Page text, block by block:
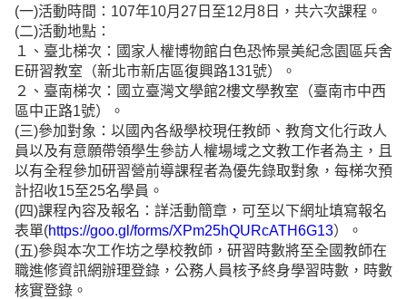
(一)活動時間：107年10月27日至12月8日，共六次課程。
(二)活動地點：
１、臺北梯次：國家人權博物館白色恐怖景美紀念園區兵舍
E研習教室（新北市新店區復興路131號）。
２、臺南梯次：國立臺灣文學館2樓文學教室（臺南市中西
區中正路1號）。
(三)參加對象：以國內各級學校現任教師、教育文化行政人
員以及有意願帶領學生參訪人權場域之文教工作者為主，且
以有全程參加研習營前導課程者為優先錄取對象，每梯次預
計招收15至25名學員。
(四)課程內容及報名：詳活動簡章，可至以下網址填寫報名
表單(https://goo.gl/forms/XPm25hQURcATH6G13）。
(五)參與本次工作坊之學校教師，研習時數將至全國教師在
職進修資訊網辦理登錄，公務人員核予終身學習時數，時數
核實登錄。